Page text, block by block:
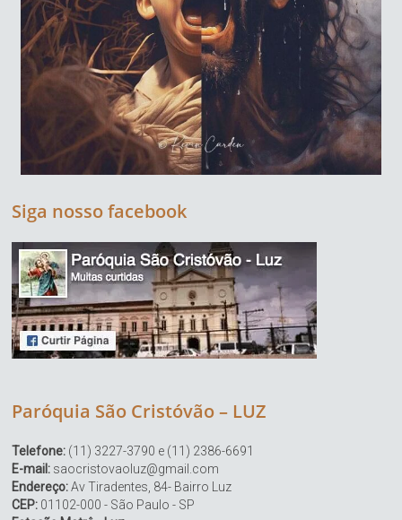
Siga nosso facebook
Paróquia São Cristóvão – LUZ
Telefone: (11) 3227-3790 e (11) 2386-6691
E-mail: saocristovaoluz@gmail.com
Endereço:Av Tiradentes, 84- Bairro Luz
CEP: 01102-000 - São Paulo - SP